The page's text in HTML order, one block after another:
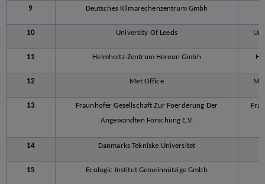
9 Deutsches Klimarechenzentrum Gmbh
10 University Of Leeds
11 Helmholtz-Zentrum Hereon Gmbh
12 Met Office
13
Fraunhofer Gesellschaft Zur Foerderung Der
Angewandten Forschung E.V.
14 Danmarks Tekniske Universitet
15 Ecologic Institut Gemeinnützige Gmbh